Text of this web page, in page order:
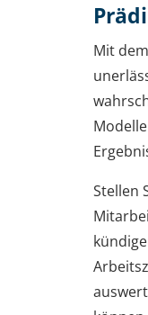
Mit
Stellen